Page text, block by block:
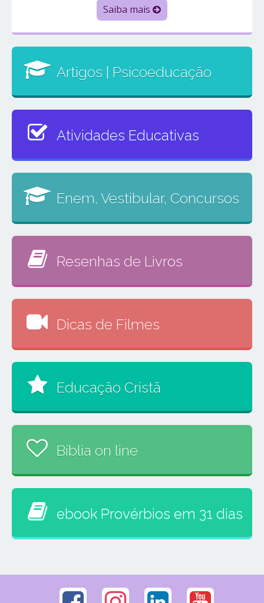
Saiba mais
Artigos | Psicoeducação
Atividades Educativas
Enem, Vestibular, Concursos
Resenhas de Livros
Dicas de Filmes
Educação Cristã
Bíblia on line
ebook Provérbios em 31 dias